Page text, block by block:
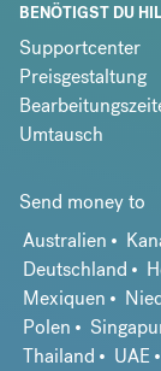
BENÖTIGST DU
Supportcenter
Preisgestaltung
Umtausch
Send money to
Australien
Deutschland
Mexiquen
Polen
Thailand
UAE